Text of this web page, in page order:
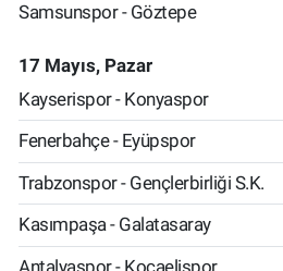
Samsunspor - Göztepe
17 Mayıs, Pazar
Kayserispor - Konyaspor
Fenerbahçe - Eyüpspor
Trabzonspor - Gençlerbirliği S.K.
Kasımpaşa - Galatasaray
Antalyaspor - Kocaelispor